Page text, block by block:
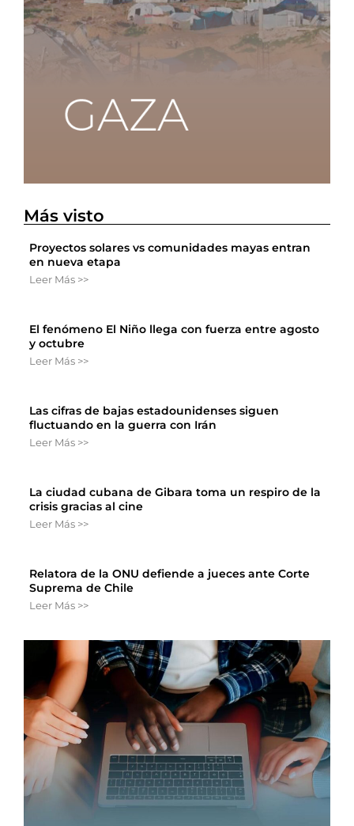
Más visto
Proyectos solares vs comunidades mayas entran
en nueva etapa
Leer Más >>
El fenómeno El Niño llega con fuerza entre agosto
y octubre
Leer Más >>
Las cifras de bajas estadounidenses siguen
fluctuando en la guerra con Irán
Leer Más >>
La ciudad cubana de Gibara toma un respiro de la
crisis gracias al cine
Leer Más >>
Relatora de la ONU defiende a jueces ante Corte
Suprema de Chile
Leer Más >>